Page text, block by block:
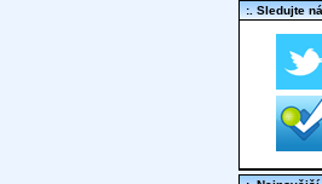
:. Sledujte